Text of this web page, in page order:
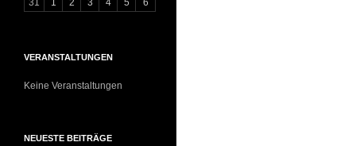
VERANSTALTUNGEN
Keine Veranstaltungen
NEUESTE BEITRÄGE